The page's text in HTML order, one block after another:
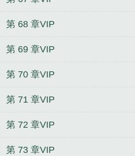
第 68 章VIP
第 69 章VIP
第 70 章VIP
第 71 章VIP
第 72 章VIP
第 73 章VIP